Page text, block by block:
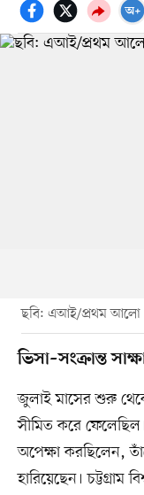
ছবি: এআই/প্রথম আলো
ভিসা–সংক্রান্ত
জুলাই মাসের শুরু
সীমিত করে
অপেক্ষা করছিলেন,
হারিয়েছেন। চট্টগ্রাম